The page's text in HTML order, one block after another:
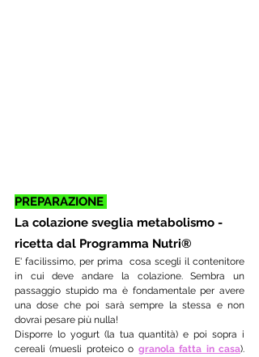
PREPARAZIONE
La colazione sveglia metabolismo -
ricetta dal Programma Nutri®
E' facilissimo, per prima  cosa scegli il contenitore
in cui deve andare la colazione. Sembra un
passaggio stupido ma è fondamentale per avere
una dose che poi sarà sempre la stessa e non
dovrai pesare più nulla!
Disporre lo yogurt (la tua quantità) e poi sopra i
cereali (muesli proteico o granola fatta in casa).